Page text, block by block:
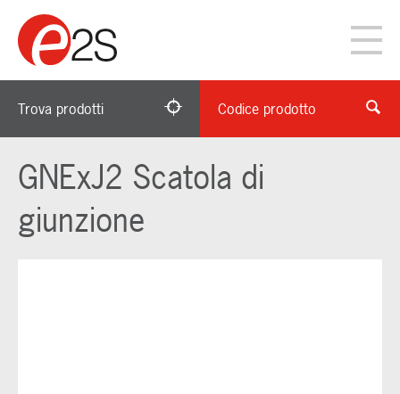
Trova prodotti Codice prodotto
GNExJ2 Scatola di
giunzione